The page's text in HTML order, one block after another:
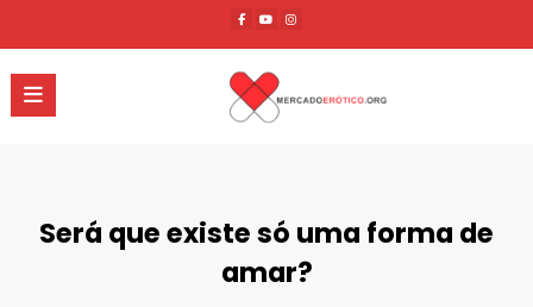
o
conteúdo
Será que existe só uma forma de
amar?